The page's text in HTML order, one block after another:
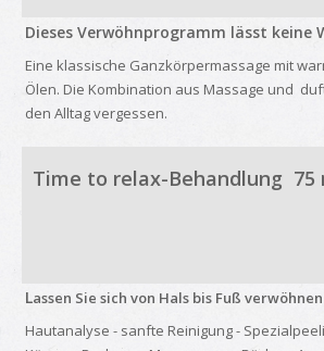
Dieses Verwöhnprogramm lässt keine
Eine klassische Ganzkörpermassage mit
Ölen. Die Kombination aus Massage und
den Alltag vergessen.
Time to relax-Behandlung 75
Lassen Sie sich von Hals bis Fuß verwöhnen
Hautanalyse - sanfte Reinigung -